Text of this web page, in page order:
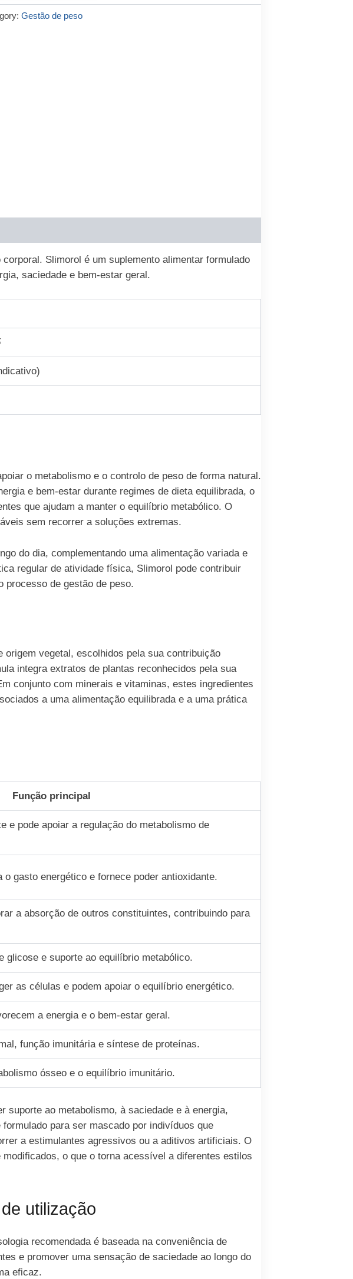
€79.00.€36.00.
Gestão de peso
Slimorol é um suplemento alimentar formulado
saciedade e bem-estar geral.
o metabolismo e o controlo de peso de forma natural.
e bem-estar durante regimes de dieta equilibrada, o
que ajudam a manter o equilíbrio metabólico. O
sem recorrer a soluções extremas.
do dia, complementando uma alimentação variada e
regular de atividade física, Slimorol pode contribuir
processo de gestão de peso.
vegetal, escolhidos pela sua contribuição
integra extratos de plantas reconhecidos pela sua
conjunto com minerais e vitaminas, estes ingredientes
a uma alimentação equilibrada e a uma prática
Função principal
e pode apoiar a regulação do metabolismo de
o gasto energético e fornece poder antioxidante.
a absorção de outros constituintes, contribuindo para
glicose e suporte ao equilíbrio metabólico.
as células e podem apoiar o equilíbrio energético.
a energia e o bem-estar geral.
função imunitária e síntese de proteínas.
ósseo e o equilíbrio imunitário.
suporte ao metabolismo, à saciedade e à energia,
para ser mascado por indivíduos que
a estimulantes agressivos ou a aditivos artificiais. O
o que o torna acessível a diferentes estilos
utilização
recomendada é baseada na conveniência de
e promover uma sensação de saciedade ao longo do
eficaz.